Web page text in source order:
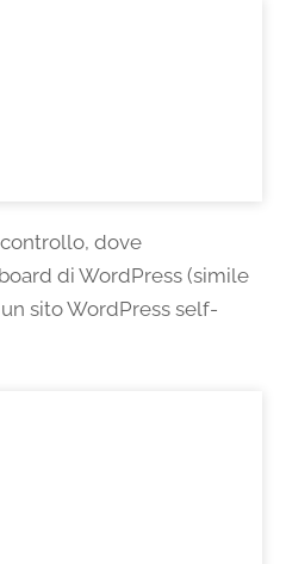
dove
di WordPress (simile
sito WordPress self-